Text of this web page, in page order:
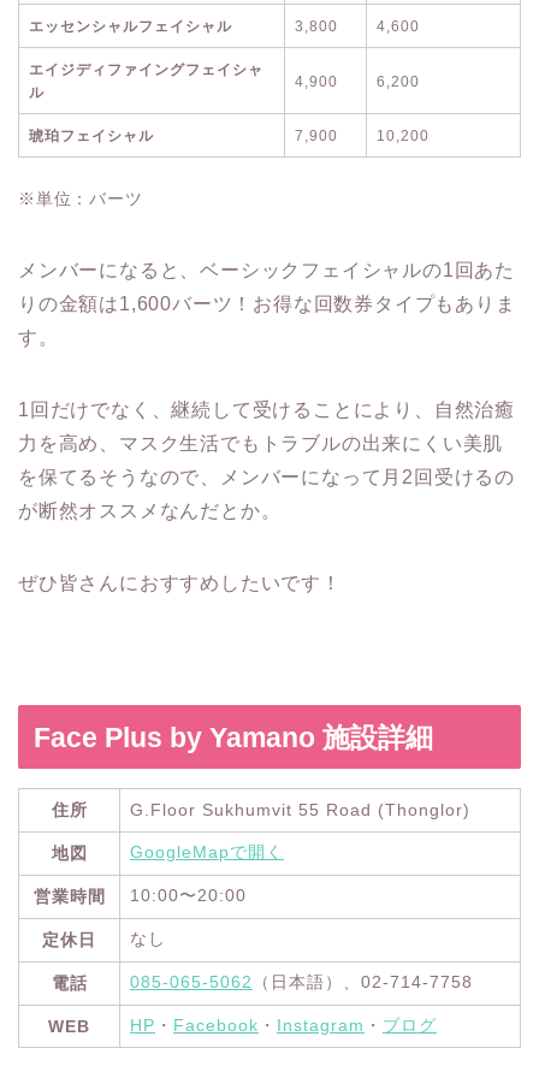
エッセンシャルフェイシャル 3,800 4,600
エイジディファイングフェイシャ
ル
4,900 6,200
琥珀フェイシャル 7,900 10,200
※単位：バーツ
メンバーになると、ベーシックフェイシャルの1回あた
りの金額は1,600バーツ！お得な回数券タイプもありま
す。
1回だけでなく、継続して受けることにより、自然治癒
力を高め、マスク生活でもトラブルの出来にくい美肌
を保てるそうなので、メンバーになって月2回受けるの
が断然オススメなんだとか。
ぜひ皆さんにおすすめしたいです！
Face Plus by Yamano 施設詳細
住所 G.Floor Sukhumvit 55 Road (Thonglor)
地図 GoogleMapで開く
営業時間 10:00〜20:00
定休日 なし
電話 085-065-5062 （日本語）、02-714-7758
WEB HP ・ Facebook ・ Instagram ・ ブログ